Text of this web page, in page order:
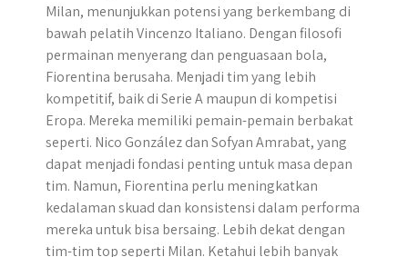
Milan, menunjukkan potensi yang berkembang di
bawah pelatih Vincenzo Italiano. Dengan filosofi
permainan menyerang dan penguasaan bola,
Fiorentina berusaha. Menjadi tim yang lebih
kompetitif, baik di Serie A maupun di kompetisi
Eropa. Mereka memiliki pemain-pemain berbakat
seperti. Nico González dan Sofyan Amrabat, yang
dapat menjadi fondasi penting untuk masa depan
tim. Namun, Fiorentina perlu meningkatkan
kedalaman skuad dan konsistensi dalam performa
mereka untuk bisa bersaing. Lebih dekat dengan
tim-tim top seperti Milan. Ketahui lebih banyak